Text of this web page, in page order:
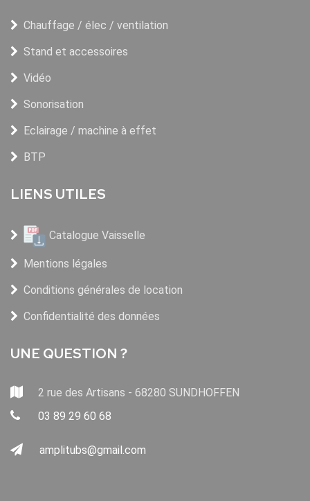
Chauffage / élec / ventilation
Stand et accessoires
Vidéo
Sonorisation
Eclairage / machine à effet
BTP
LIENS UTILES
Catalogue Vaisselle
Mentions légales
Conditions générales de location
Confidentialité des données
UNE QUESTION ?
2 rue des Artisans - 68280 SUNDHOFFEN
03 89 29 60 68
amplitubs@gmail.com